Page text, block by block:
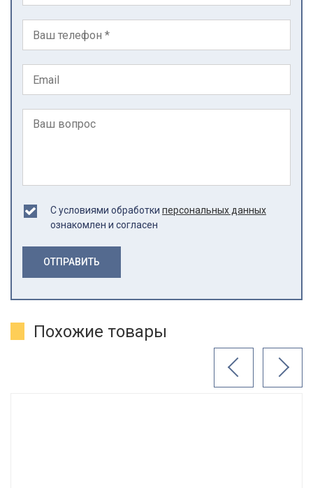
С условиями обработки персональных данных
ознакомлен и согласен
ОТПРАВИТЬ
Похожие товары